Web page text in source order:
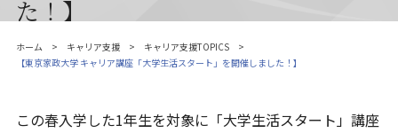
た！】
ホーム キャリア支援
キャリア支援TOPICS
【東京家政大学 キャリア講座「大学生活スタート」を開催しました！】
この春入学した1年生を対象に「大学生活スタート」講座